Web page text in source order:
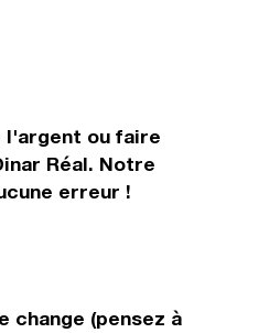
l'argent ou faire
Réal. Notre
erreur !
change (pensez à